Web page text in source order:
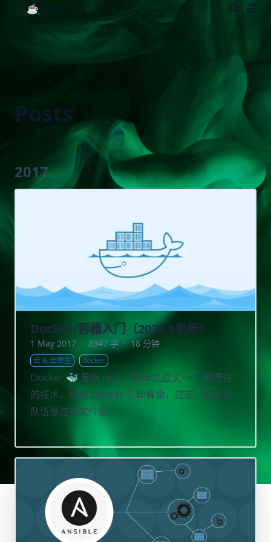
茶 ☕️ 咖啡
Posts
2017
Docker/容器入门（2020.9更新）
1 May 2017 · 8947 字 · 18 分钟
云 & 云原生 docker
Docker 🐳 是继 Java 十多年之后又一个“颠覆性”
的技术，接触 Docker 三年有余，过去一年多给
队伍做过多次介绍